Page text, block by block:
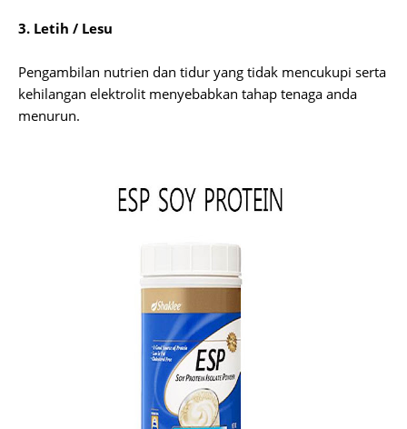
3. Letih / Lesu
Pengambilan nutrien dan tidur yang tidak mencukupi serta
kehilangan elektrolit menyebabkan tahap tenaga anda
menurun.